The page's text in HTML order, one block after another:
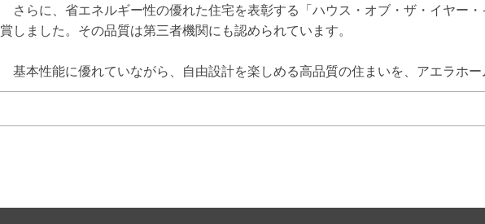
さらに、省エネルギー性の優れた住宅を表彰する「ハウス・オブ・ザ・イヤー
賞しました。その品質は第三者機関にも認められています。
基本性能に優れていながら、自由設計を楽しめる高品質の住まいを、アエラホ